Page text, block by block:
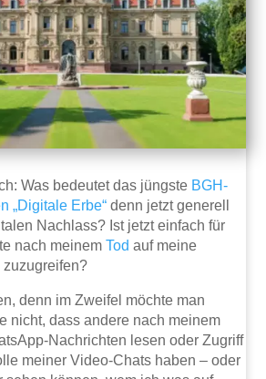
Was bedeutet das jüngste BGH-
„Digitale Erbe“ denn jetzt generell
Nachlass? Ist jetzt einfach für
nach meinemTod auf meine
zuzugreifen?
denn im Zweifel möchte man
nicht, dass andere nach meinem
Nachrichten lesen oder Zugriff
meiner Video-Chats haben – oder